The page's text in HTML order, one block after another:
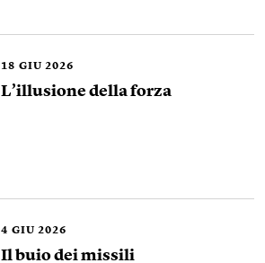
18 GIU 2026
L’illusione della forza
4 GIU 2026
Il buio dei missili